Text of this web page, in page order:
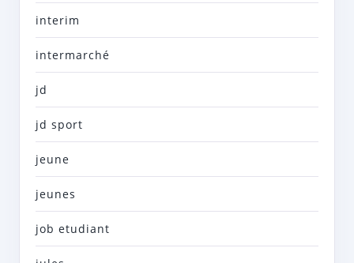
interim
intermarché
jd
jd sport
jeune
jeunes
job etudiant